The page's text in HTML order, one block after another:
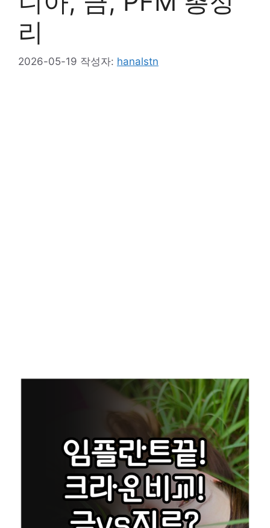
리
2026-05-19 작성자: hanalstn